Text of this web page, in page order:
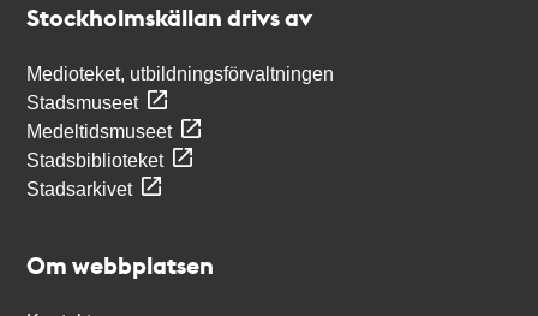
Stockholmskällan drivs av
Medioteket, utbildningsförvaltningen
Stadsmuseet
Medeltidsmuseet
Stadsbiblioteket
Stadsarkivet
Om webbplatsen